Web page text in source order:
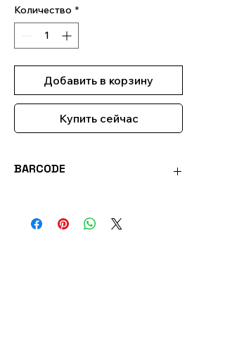
Количество *
Добавить в корзину
Купить сейчас
BARCODE